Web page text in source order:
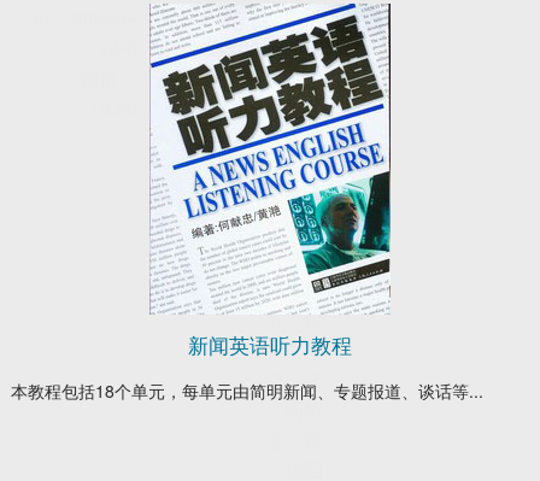
Reading
Practice
for Test
松江
本书专
门针对
四级考
试阅读
新题型
的特点
编写，
共分五
个章
节：快
速阅
读、选
词填
新闻英语听力教程
本教程包括18个单元，每单元由简明新闻、专题报道、谈话等...